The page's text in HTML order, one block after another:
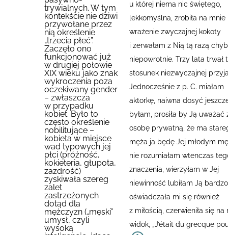
u której niema nic świętego,
lekkomyślna, zrobiła na mnie
wrażenie zwyczajnej kokoty
i zerwałam z Nią tą razą
niepowrotnie. Trzy lata trwał
stosunek niezwyczajnej
Jednocześnie z p. C. miałam
aktorkę, naiwna dosyć
byłam, prosiła by Ją uważać
osobę prywatną, że ma
męża ja będę Jej młodym
nie rozumiałam wtenczas
znaczenia, wierzyłam w Jej
niewinność lubiłam Ją
oświadczała mi się również
z miłością, czerwieniła się na
widok, „J’était du grecque
trywialnych. W tym
kontekście nie dziwi
przywołane przez
nią określenie
„trzecia płeć”.
Zaczęło ono
funkcjonować już
w drugiej połowie
XIX wieku jako znak
wykroczenia poza
oczekiwany gender
– zwłaszcza
w przypadku
kobiet. Było to
często określenie
nobilitujące –
kobieta w miejsce
wad typowych jej
płci (próżność,
kokieteria, głupota,
zazdrość)
zyskiwała szereg
zalet
zastrzeżonych
dotąd dla
mężczyzn („męski”
umysł, czyli
wysoką